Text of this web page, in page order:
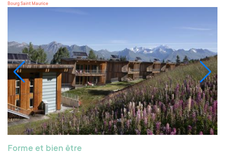
Bourg Saint Maurice
Forme et bien être